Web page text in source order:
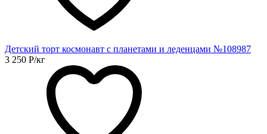
Детский торт космонавт с планетами и леденцами №108987
3 250 Р/кг